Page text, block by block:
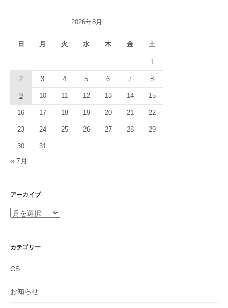
シ
ョ
ン
2026年8月
日 月 火 水 木 金 土
1
2 3 4 5 6 7 8
9 10 11 12 13 14 15
16 17 18 19 20 21 22
23 24 25 26 27 28 29
30 31
« 7月
アーカイブ
ア
イ
カテゴリー
CS
お知らせ